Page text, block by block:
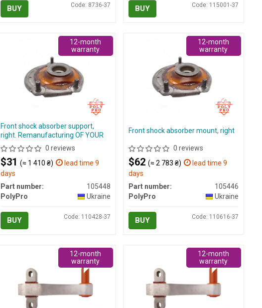
BUY Code: 8736-37 BUY Code: 115001-37
Front shock absorber support,
right. Remanufacturing OF YOUR
0 reviews
$31 (≈ 1 410 ₴)
lead time 9
days
Part number:
105448
PolyPro
Ukraine
BUY Code: 110428-37
12-month
warranty
Front shock absorber mount, right
0 reviews
$62 (≈ 2 783 ₴)
lead time 9
days
Part number:
105446
PolyPro
Ukraine
BUY Code: 110616-37
12-month
warranty
12-month
warranty
12-month
warranty